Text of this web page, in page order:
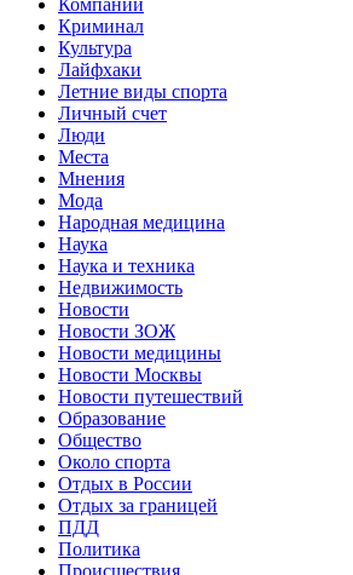
Криминал
Культура
Лайфхаки
Летние виды спорта
Личный счет
Люди
Места
Мнения
Мода
Народная медицина
Наука
Наука и техника
Недвижимость
Новости
Новости ЗОЖ
Новости медицины
Новости Москвы
Новости путешествий
Образование
Общество
Около спорта
Отдых в России
Отдых за границей
ПДД
Политика
Происшествия